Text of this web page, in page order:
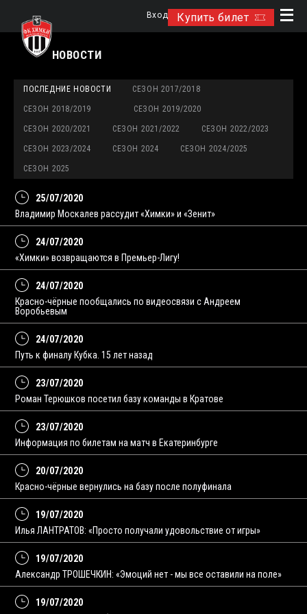
Купить билет
Вход
НОВОСТИ
ПОСЛЕДНИЕ НОВОСТИ СЕЗОН 2017/2018
СЕЗОН 2018/2019 СЕЗОН 2019/2020
СЕЗОН 2020/2021 СЕЗОН 2021/2022 СЕЗОН 2022/2023
СЕЗОН 2023/2024 СЕЗОН 2024 СЕЗОН 2024/2025
СЕЗОН 2025
25/07/2020
Владимир Москалев рассудит «Химки» и «Зенит»
24/07/2020
«Химки» возвращаются в Премьер-Лигу!
24/07/2020
Красно-чёрные пообщались по видеосвязи с Андреем
Воробьевым
24/07/2020
Путь к финалу Кубка. 15 лет назад
23/07/2020
Роман Терюшков посетил базу команды в Кратове
23/07/2020
Информация по билетам на матч в Екатеринбурге
20/07/2020
Красно-чёрные вернулись на базу после полуфинала
19/07/2020
Илья ЛАНТРАТОВ: «Просто получали удовольствие от игры»
19/07/2020
Александр ТРОШЕЧКИН: «Эмоций нет - мы все оставили на поле»
19/07/2020